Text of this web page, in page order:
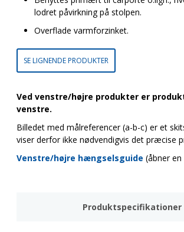
lodret påvirkning på stolpen.
Overflade varmforzinket.
SE LIGNENDE PRODUKTER
Ved venstre/højre produkter er
venstre.
Billedet med målreferencer (a-b-c) er et
viser derfor ikke nødvendigvis det præcise
Venstre/højre hængselsguide (åbner
Produktspecifikationer